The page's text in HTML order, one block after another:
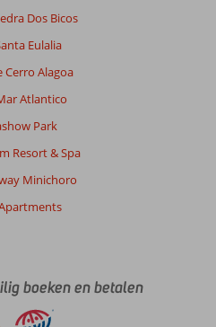
Dos Bicos
Eulalia
Cerro Alagoa
Atlantico
Park
Resort & Spa
Minichoro
boeken en betalen